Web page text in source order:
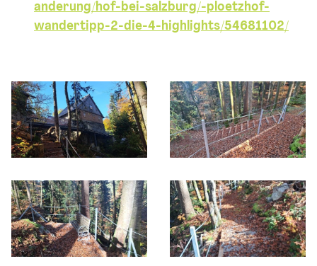
anderung/hof-bei-salzburg/-ploetzhof-
wandertipp-2-die-4-highlights/54681102/